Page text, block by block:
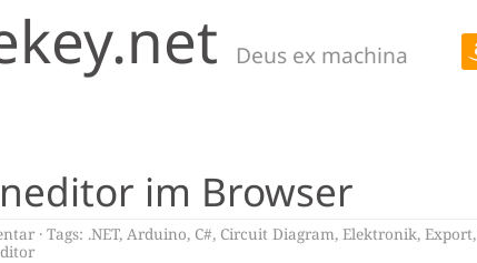
Deus ex machina
im Browser
Tags: .NET, Arduino, C#, Circuit Diagram, Elektronik, Export,